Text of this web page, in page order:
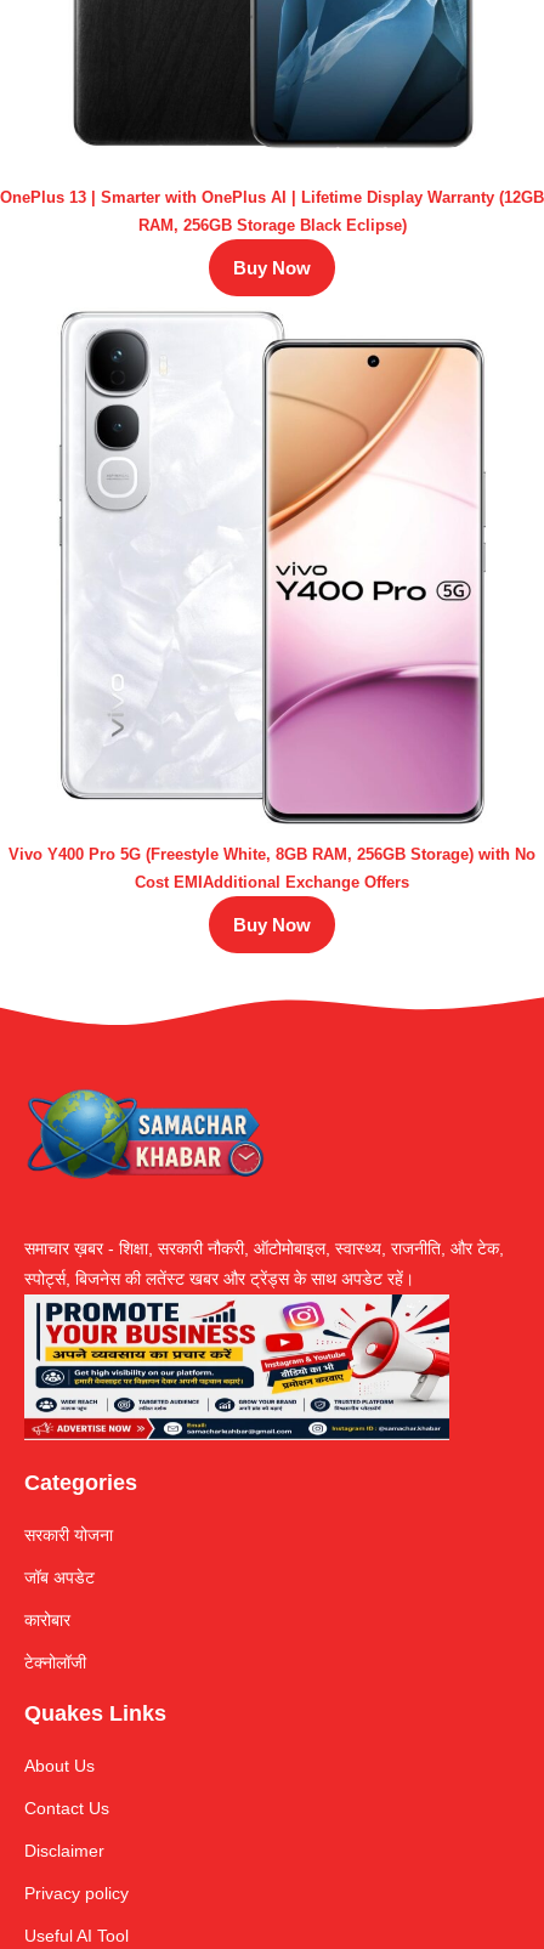
OnePlus 13 | Smarter with OnePlus AI | Lifetime Display Warranty (12GB
RAM, 256GB Storage Black Eclipse)
Buy Now
Vivo Y400 Pro 5G (Freestyle White, 8GB RAM, 256GB Storage) with No
Cost EMIAdditional Exchange Offers
Buy Now
समाचार ख़बर - शिक्षा, सरकारी नौकरी, ऑटोमोबाइल, स्वास्थ्य, राजनीति, और टेक,
स्पोर्ट्स, बिजनेस की लतेंस्ट खबर और ट्रेंड्स के साथ अपडेट रहें।
Categories
सरकारी योजना
जॉब अपडेट
कारोबार
टेक्नोलॉजी
Quakes Links
About Us
Contact Us
Disclaimer
Privacy policy
Useful AI Tool